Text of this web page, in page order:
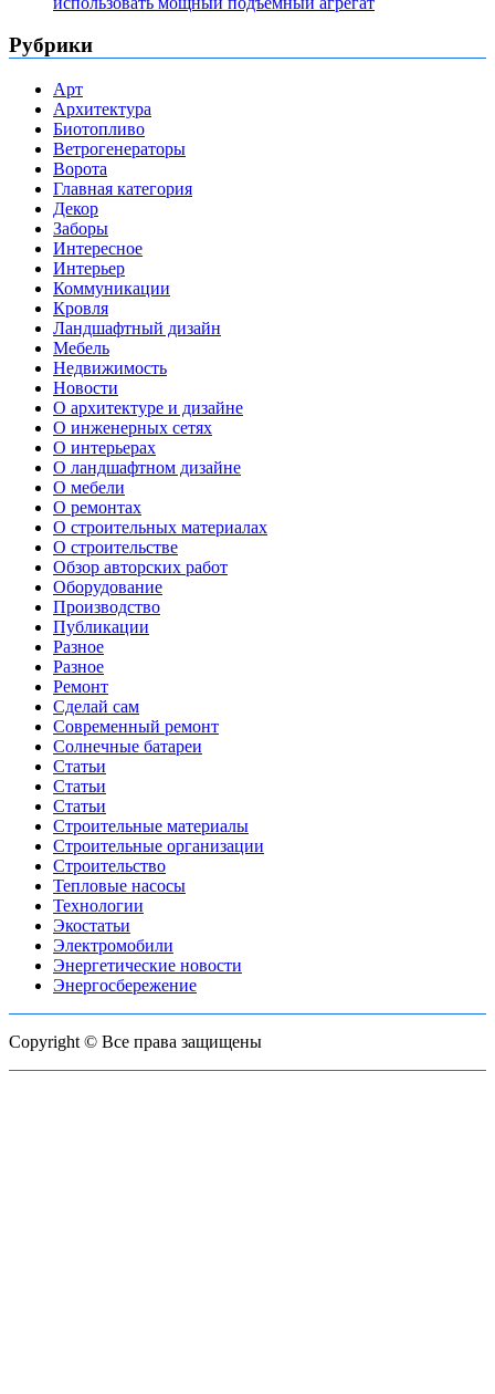
Рубрики
Арт
Архитектура
Биотопливо
Ветрогенераторы
Ворота
Главная категория
Декор
Заборы
Интересное
Интерьер
Коммуникации
Кровля
Ландшафтный дизайн
Мебель
Недвижимость
Новости
О архитектуре и дизайне
О инженерных сетях
О интерьерах
О ландшафтном дизайне
О мебели
О ремонтах
О строительных материалах
О строительстве
Обзор авторских работ
Оборудование
Производство
Публикации
Разное
Разное
Ремонт
Сделай сам
Современный ремонт
Солнечные батареи
Статьи
Статьи
Статьи
Строительные материалы
Строительные организации
Строительство
Тепловые насосы
Технологии
Экостатьи
Электромобили
Энергетические новости
Энергосбережение
Copyright © Все права защищены